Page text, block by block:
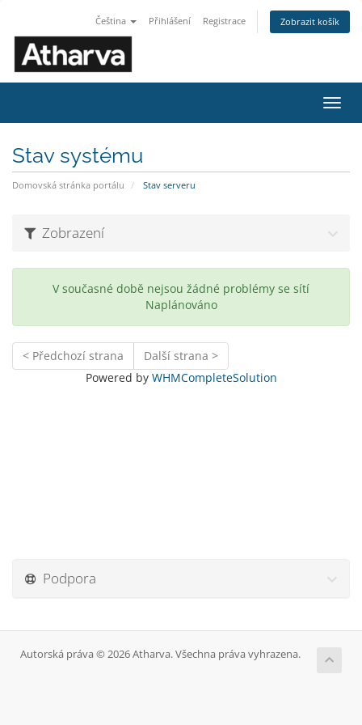
Čeština Přihlášení Registrace Zobrazit košík
Stav systému
Domovská stránka portálu Stav serveru
Zobrazení
V současné době nejsou žádné problémy se sítí
Naplánováno
< Předchozí strana
Další strana >
Powered by WHMCompleteSolution
Podpora
Autorská práva © 2026 Atharva. Všechna práva vyhrazena.